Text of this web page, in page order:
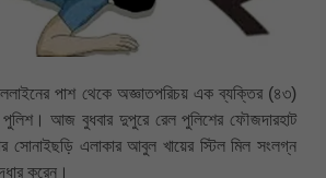
পাশ থেকে অজ্ঞাতপরিচয় এক ব্যক্তির (৪৩)
পুলিশ। আজ বুধবার দুপুরে রেল পুলিশের ফৌজদারহাট
সোনাইছড়ি এলাকার আবুল খায়ের স্টিল মিল সংলগ্ন
করেন।